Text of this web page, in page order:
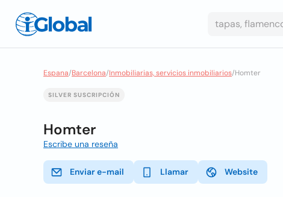
Espana/Barcelona/Inmobiliarias, servicios inmobiliarios/Homter
SILVER SUSCRIPCIÓN
Homter
Escribe una reseña
Enviar e-mail Llamar Website